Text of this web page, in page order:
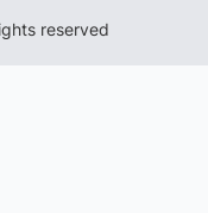
reserved